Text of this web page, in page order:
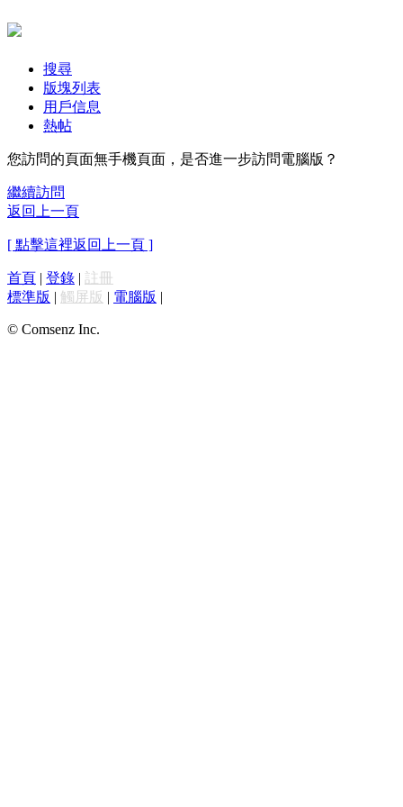
搜尋
版塊列表
用戶信息
熱帖
您訪問的頁面無手機頁面，是否進一步訪問電腦版？
繼續訪問
返回上一頁
[ 點擊這裡返回上一頁 ]
首頁 | 登錄 | 註冊
標準版 | 觸屏版 | 電腦版 |
© Comsenz Inc.